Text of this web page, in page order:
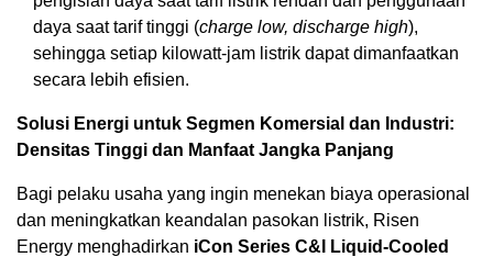
daya saat tarif tinggi (charge low, discharge high),
sehingga setiap kilowatt-jam listrik dapat dimanfaatkan
secara lebih efisien.
Solusi Energi untuk Segmen Komersial dan Industri:
Densitas Tinggi dan Manfaat Jangka Panjang
Bagi pelaku usaha yang ingin menekan biaya operasional
dan meningkatkan keandalan pasokan listrik, Risen
Energy menghadirkan iCon Series C&I Liquid-Cooled